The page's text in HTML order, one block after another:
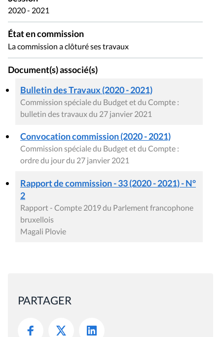
2020 - 2021
État en commission
La commission a clôturé ses travaux
Document(s) associé(s)
Bulletin des Travaux (2020 - 2021)
Commission spéciale du Budget et du Compte :
bulletin des travaux du 27 janvier 2021
Convocation commission (2020 - 2021)
Commission spéciale du Budget et du Compte :
ordre du jour du 27 janvier 2021
Rapport de commission - 33 (2020 - 2021) - N°
2
Rapport - Compte 2019 du Parlement francophone
bruxellois
Magali Plovie
PARTAGER